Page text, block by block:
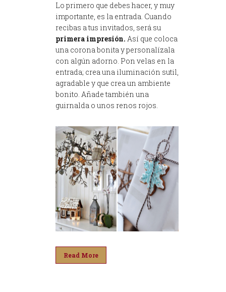
Lo primero que debes hacer, y muy
importante, es la entrada. Cuando
recibas a tus invitados, será su
primera impresión. Así que coloca
una corona bonita y personalízala
con algún adorno. Pon velas en la
entrada; crea una iluminación sutil,
agradable y que crea un ambiente
bonito. Añade también una
guirnalda o unos renos rojos.
Read More